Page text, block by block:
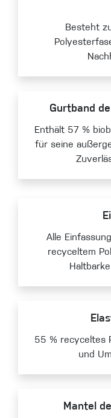
Besteht
Gurtband
Enthält 57 %
für seine
Alle
recyceltem
55 % recyceltes
und
Mantel